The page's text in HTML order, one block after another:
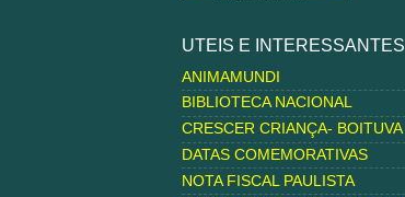
UTEIS E INTERESSANTES
ANIMAMUNDI
BIBLIOTECA NACIONAL
CRESCER CRIANÇA- BOITUVA
DATAS COMEMORATIVAS
NOTA FISCAL PAULISTA